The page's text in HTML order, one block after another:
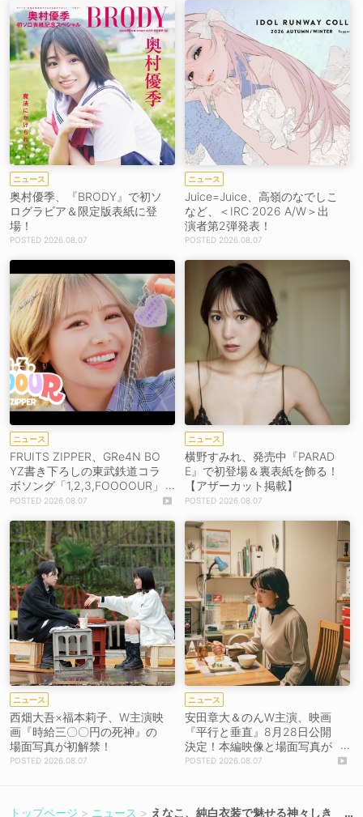
ニュース
奥村優季、『BRODY』で初ソ
ログラビア＆限定版表紙に登
場！
2026.08.07
ニュース
Juice=Juice、高嶺のなでしこ
など、＜IRC 2026 A/W＞出
演者第2弾発表！
2026.08.07
ニュース
FRUITS ZIPPER、GRe4N BO
YZ書き下ろしの東武鉄道コラ
ボソング「1,2,3,FOOOOUR」
をリリース＆MV公開！
2026.08.07
ニュース
横野すみれ、発売中『PARAD
E』で初登場＆裏表紙を飾る！
【アザーカット掲載】
2026.08.07
ニュース
西畑大吾×福本莉子、W主演映
画『時給三〇〇円の死神』の
場面写真が初解禁！
2026.08.07
ニュース
安田章大＆のんW主演、映画
『平行と垂直』8月28日公開
決定！本編映像と場面写真が
初解禁！2026.08.07
トップページ ニュース えなこ、純白衣装で魅せる神々しき